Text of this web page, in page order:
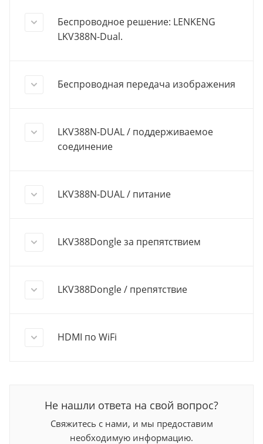
Беспроводное решение: LENKENG
LKV388N-Dual.
Беспроводная передача изображения
LKV388N-DUAL / поддерживаемое
соединение
LKV388N-DUAL / питание
LKV388Dongle за препятствием
LKV388Dongle / препятствие
HDMI по WiFi
Не нашли ответа на свой вопрос?
Свяжитесь с нами, и мы предоставим
необходимую информацию.